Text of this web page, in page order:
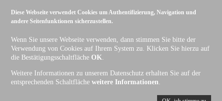
Systemspot
Anfrage Kinowerbung
Streaming
Anfrage Liveproduktion
Sitemap
Kontakt
Diese Webseite verwendet Cookies um Authentifizierung, Navigation und
andere Seitenfunktionen sicherzustellen.
Wenn Sie unsere Webseite verwenden, dann stimmen Sie bitte der
Verwendung von Cookies auf Ihrem System zu. Klicken Sie hierzu auf
die Bestätigungsschaltfläche OK.
Weitere Informationen zu unserem Datenschutz erhalten Sie auf der
entsprechenden Schaltflächeweitere Informationen.